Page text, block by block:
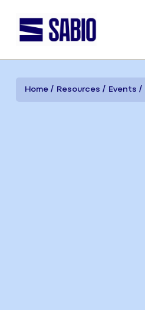
Home Resources Events